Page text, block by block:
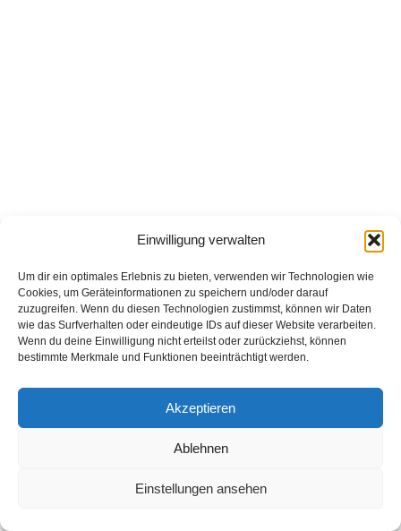
Einwilligung verwalten
Um dir ein optimales Erlebnis zu bieten, verwenden wir Technologien wie
Cookies, um Geräteinformationen zu speichern und/oder darauf
zuzugreifen. Wenn du diesen Technologien zustimmst, können wir Daten
wie das Surfverhalten oder eindeutige IDs auf dieser Website verarbeiten.
Wenn du deine Einwilligung nicht erteilst oder zurückziehst, können
bestimmte Merkmale und Funktionen beeinträchtigt werden.
Akzeptieren
Ablehnen
Einstellungen ansehen
© 2026 Unimog Veteranen Club